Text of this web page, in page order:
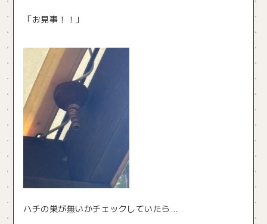
「お見事！！」
ハチの巣が無いかチェックしていたら…